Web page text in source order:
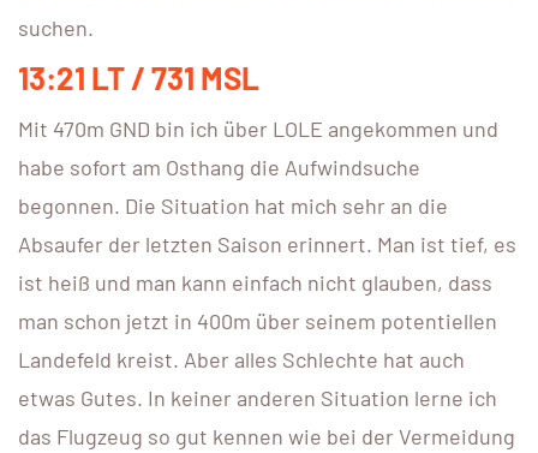
suchen.
13:21 LT / 731 MSL
Mit 470m GND bin ich über LOLE angekommen und
habe sofort am Osthang die Aufwindsuche
begonnen. Die Situation hat mich sehr an die
Absaufer der letzten Saison erinnert. Man ist tief, es
ist heiß und man kann einfach nicht glauben, dass
man schon jetzt in 400m über seinem potentiellen
Landefeld kreist. Aber alles Schlechte hat auch
etwas Gutes. In keiner anderen Situation lerne ich
das Flugzeug so gut kennen wie bei der Vermeidung